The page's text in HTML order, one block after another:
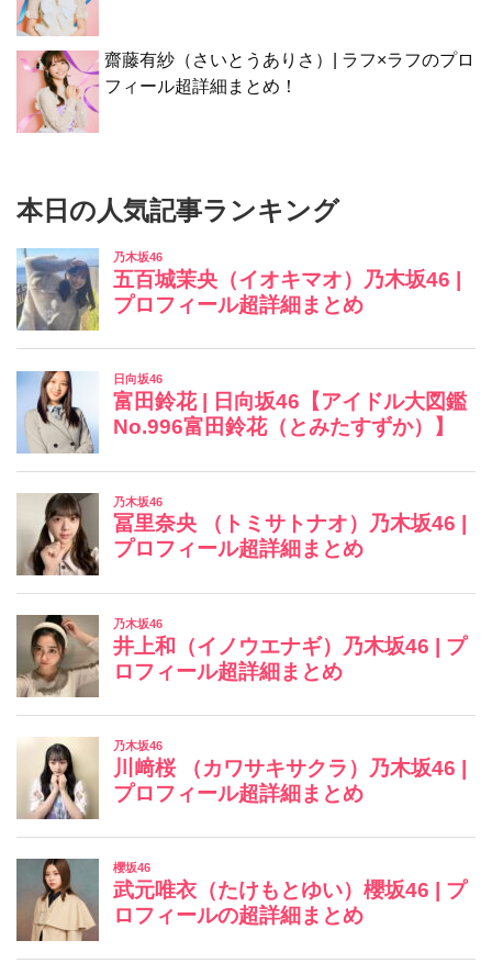
齋藤有紗（さいとうありさ）| ラフ×ラフのプロ
フィール超詳細まとめ！
本日の人気記事ランキング